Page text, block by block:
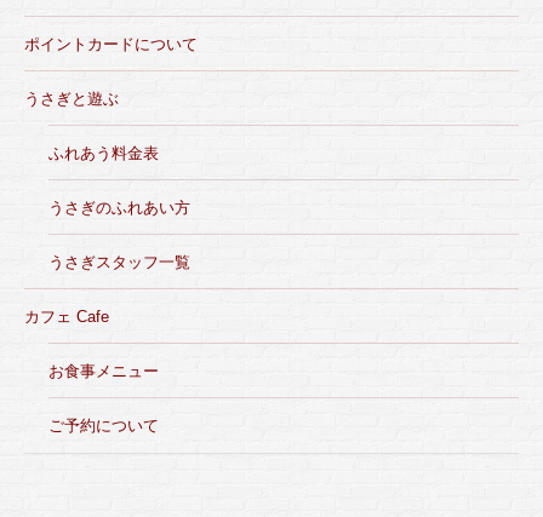
ポイントカードについて
うさぎと遊ぶ
ふれあう料金表
うさぎのふれあい方
うさぎスタッフ一覧
カフェ Cafe
お食事メニュー
ご予約について